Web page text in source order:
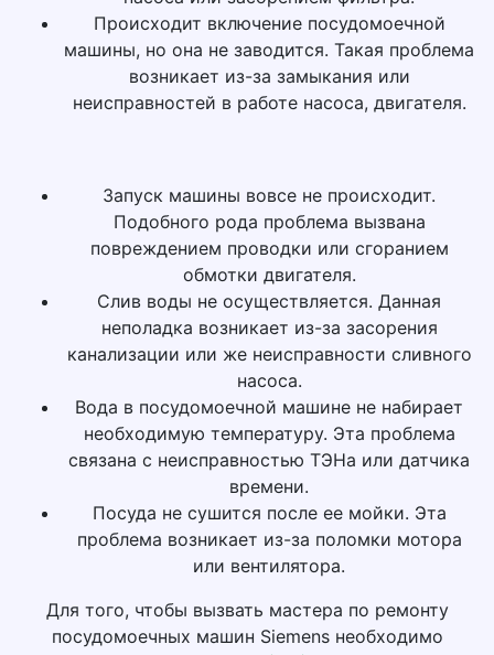
Происходит включение посудомоечной
машины, но она не заводится. Такая проблема
возникает из-за замыкания или
неисправностей в работе насоса, двигателя.
Запуск машины вовсе не происходит.
Подобного рода проблема вызвана
повреждением проводки или сгоранием
обмотки двигателя.
Слив воды не осуществляется. Данная
неполадка возникает из-за засорения
канализации или же неисправности сливного
насоса.
Вода в посудомоечной машине не набирает
необходимую температуру. Эта проблема
связана с неисправностью ТЭНа или датчика
времени.
Посуда не сушится после ее мойки. Эта
проблема возникает из-за поломки мотора
или вентилятора.
Для того, чтобы вызвать мастера по ремонту
посудомоечных машин Siemens необходимо